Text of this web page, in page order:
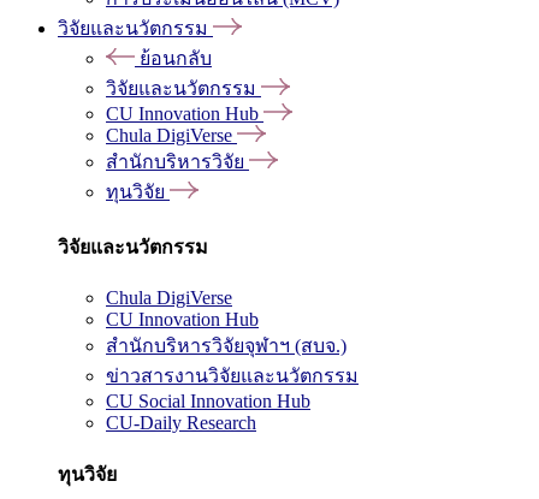
วิจัยและนวัตกรรม
ย้อนกลับ
วิจัยและนวัตกรรม
CU Innovation Hub
Chula DigiVerse
สำนักบริหารวิจัย
ทุนวิจัย
วิจัยและนวัตกรรม
Chula DigiVerse
CU Innovation Hub
สำนักบริหารวิจัยจุฬาฯ (สบจ.)
ข่าวสารงานวิจัยและนวัตกรรม
CU Social Innovation Hub
CU-Daily Research
ทุนวิจัย